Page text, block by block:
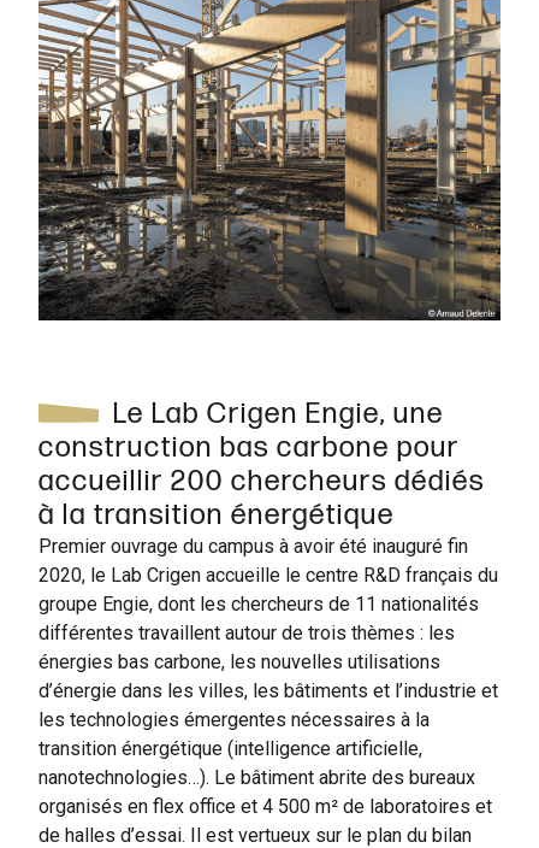
Le Lab Crigen Engie, une
construction bas carbone pour
accueillir 200 chercheurs dédiés
à la transition énergétique
Premier ouvrage du campus à avoir été inauguré fin
2020, le Lab Crigen accueille le centre R&D français du
groupe Engie, dont les chercheurs de 11 nationalités
différentes travaillent autour de trois thèmes : les
énergies bas carbone, les nouvelles utilisations
d’énergie dans les villes, les bâtiments et l’industrie et
les technologies émergentes nécessaires à la
transition énergétique (intelligence artificielle,
nanotechnologies…). Le bâtiment abrite des bureaux
organisés en flex office et 4 500 m² de laboratoires et
de halles d’essai. Il est vertueux sur le plan du bilan